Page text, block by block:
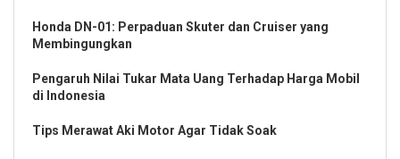
Honda DN-01: Perpaduan Skuter dan Cruiser yang
Membingungkan
Pengaruh Nilai Tukar Mata Uang Terhadap Harga Mobil
di Indonesia
Tips Merawat Aki Motor Agar Tidak Soak